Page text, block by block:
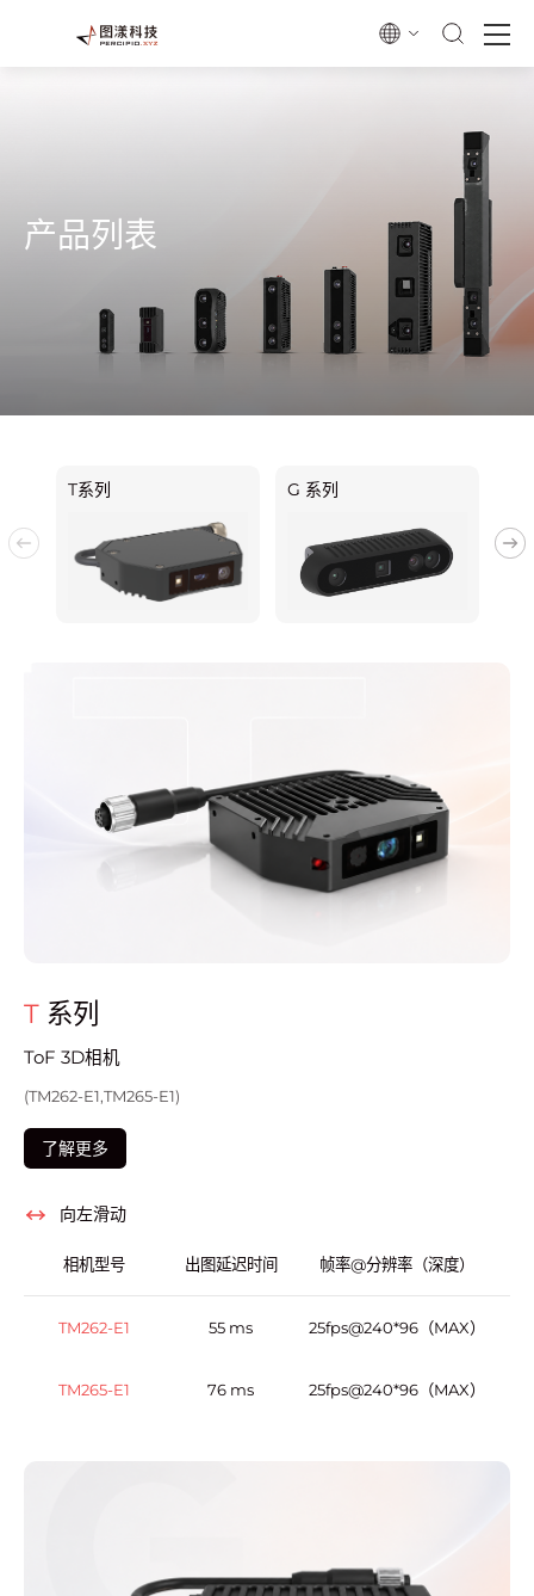
产品列表
T系列 G 系列
T 系列
ToF 3D相机
(TM262-E1,TM265-E1)
了解更多
向左滑动
相机型号 出图延迟时间 帧率@分辨率（深度）
TM262-E1 55 ms 25fps@240*96（MAX）
TM265-E1 76 ms 25fps@240*96（MAX）